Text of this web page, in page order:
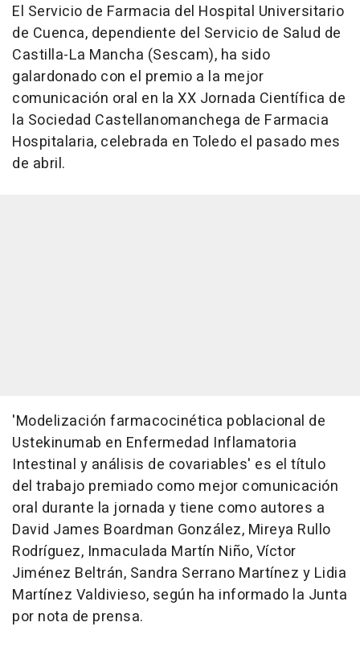
El Servicio de Farmacia del Hospital Universitario
de Cuenca, dependiente del Servicio de Salud de
Castilla-La Mancha (Sescam), ha sido
galardonado con el premio a la mejor
comunicación oral en la XX Jornada Científica de
la Sociedad Castellanomanchega de Farmacia
Hospitalaria, celebrada en Toledo el pasado mes
de abril.
'Modelización farmacocinética poblacional de
Ustekinumab en Enfermedad Inflamatoria
Intestinal y análisis de covariables' es el título
del trabajo premiado como mejor comunicación
oral durante la jornada y tiene como autores a
David James Boardman González, Mireya Rullo
Rodríguez, Inmaculada Martín Niño, Víctor
Jiménez Beltrán, Sandra Serrano Martínez y Lidia
Martínez Valdivieso, según ha informado la Junta
por nota de prensa.